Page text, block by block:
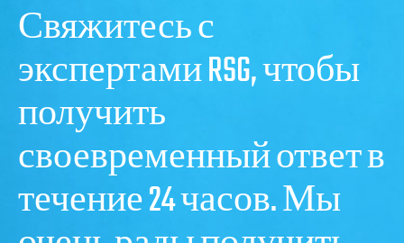
Свяжитесь с
экспертами RSG, чтобы
получить
своевременный ответ в
течение 24 часов. Мы